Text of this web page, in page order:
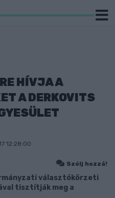
HÍVJA A
A DERKOVITS
12:28:00
Szólj hozzá!
választókörzeti
tisztítják meg a